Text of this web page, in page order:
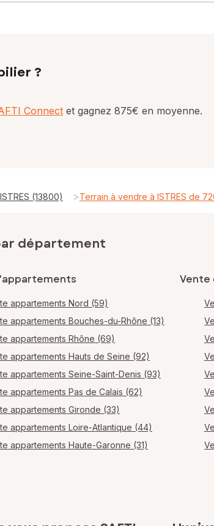
?
Connect et gagnez 875€ en moyenne.
(13800) >Terrain à vendre à ISTRES de
département
appartements Nord (59)
appartements Bouches-du-Rhône (13)
appartements Rhône (69)
appartements Hauts de Seine (92)
appartements Seine-Saint-Denis (93)
appartements Pas de Calais (62)
appartements Gironde (33)
appartements Loire-Atlantique (44)
appartements Haute-Garonne (31)
Vente